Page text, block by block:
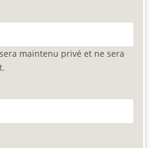
maintenu privé et ne sera